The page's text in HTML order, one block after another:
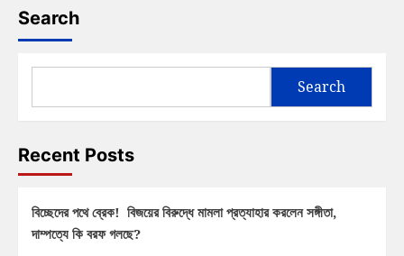
Search
Search
Recent Posts
বিচ্ছেদের পথে ব্রেক! বিজয়ের বিরুদ্ধে মামলা প্রত্যাহার করলেন সঙ্গীতা,
দাম্পত্যে কি বরফ গলছে?